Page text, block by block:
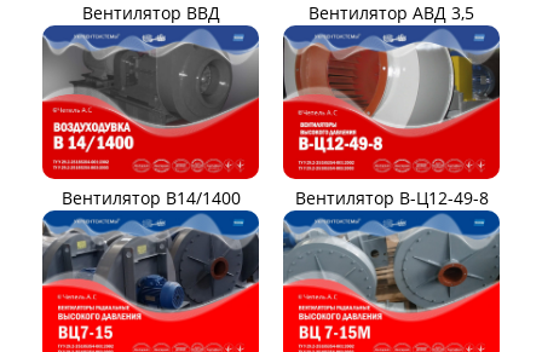
Вентилятор ВВД Вентилятор АВД 3,5
Вентилятор В14/1400 Вентилятор В-Ц12-49-8